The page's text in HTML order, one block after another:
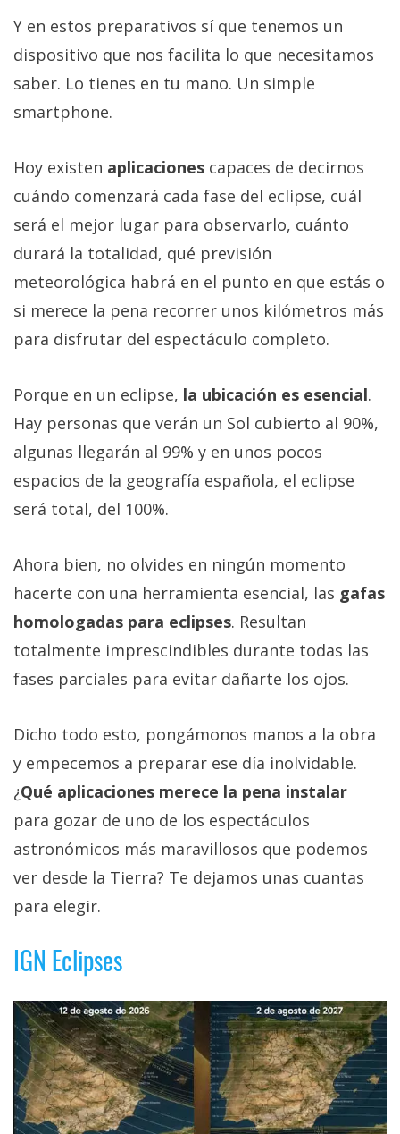
Y en estos preparativos sí que tenemos un
dispositivo que nos facilita lo que necesitamos
saber. Lo tienes en tu mano. Un simple
smartphone.
Hoy existen aplicaciones capaces de decirnos
cuándo comenzará cada fase del eclipse, cuál
será el mejor lugar para observarlo, cuánto
durará la totalidad, qué previsión
meteorológica habrá en el punto en que estás o
si merece la pena recorrer unos kilómetros más
para disfrutar del espectáculo completo.
Porque en un eclipse, la ubicación es esencial.
Hay personas que verán un Sol cubierto al 90%,
algunas llegarán al 99% y en unos pocos
espacios de la geografía española, el eclipse
será total, del 100%.
Ahora bien, no olvides en ningún momento
hacerte con una herramienta esencial, las gafas
homologadas para eclipses. Resultan
totalmente imprescindibles durante todas las
fases parciales para evitar dañarte los ojos.
Dicho todo esto, pongámonos manos a la obra
y empecemos a preparar ese día inolvidable.
¿Qué aplicaciones merece la pena instalar
para gozar de uno de los espectáculos
astronómicos más maravillosos que podemos
ver desde la Tierra? Te dejamos unas cuantas
para elegir.
IGN Eclipses